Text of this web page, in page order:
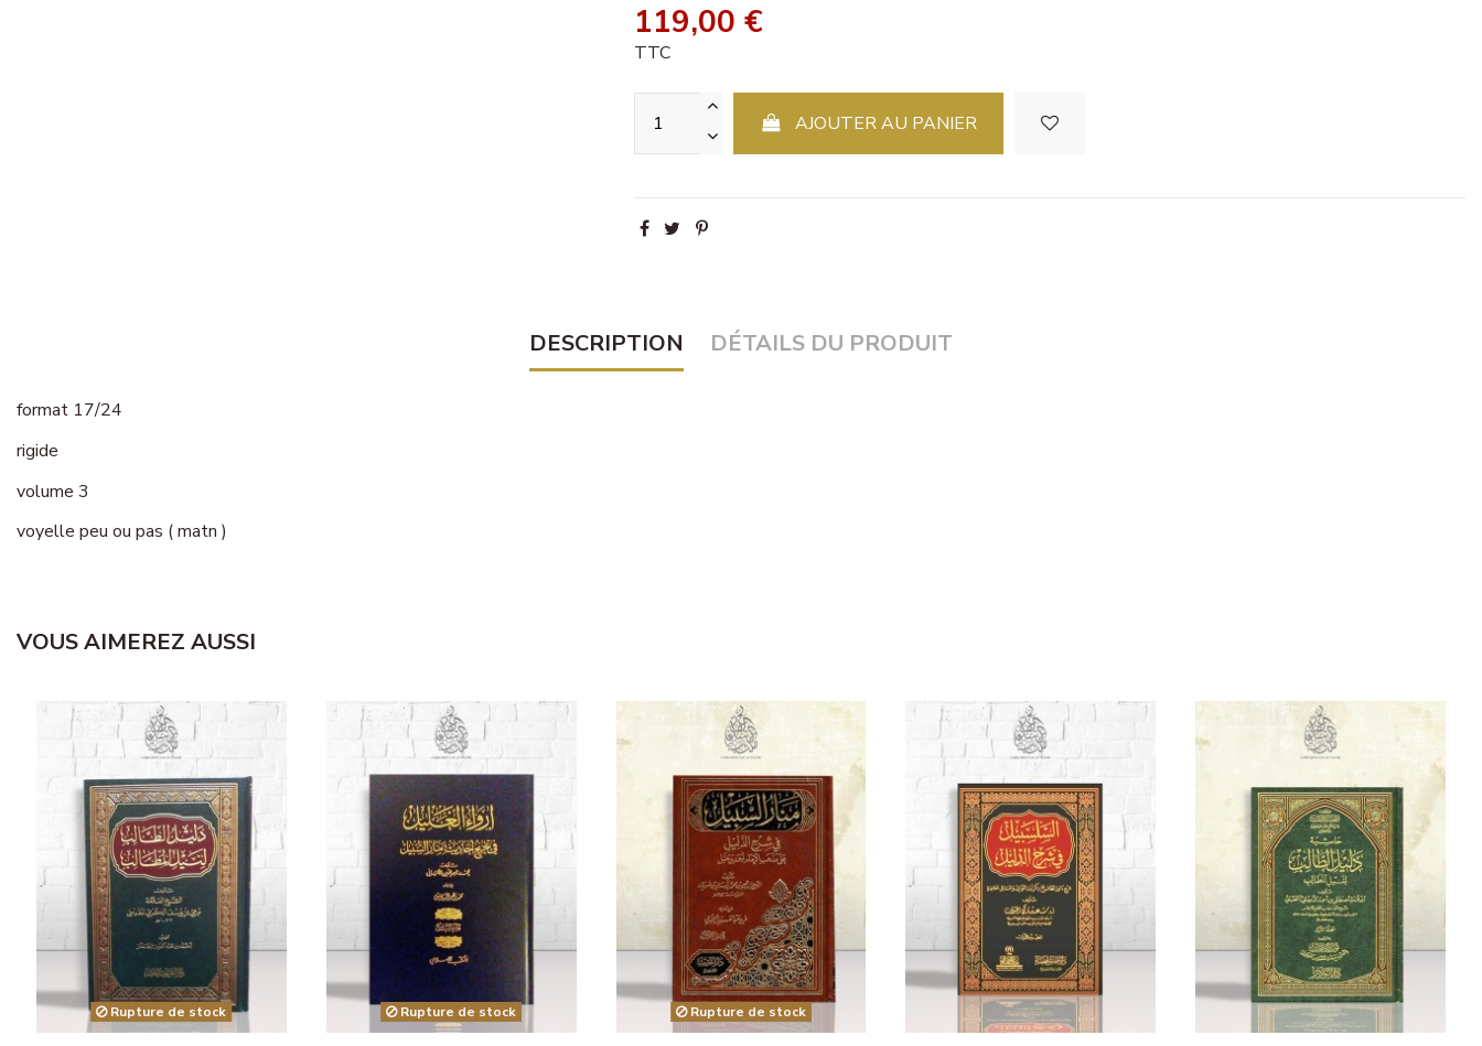
119,00 €
TTC
AJOUTER AU PANIER
DESCRIPTION DÉTAILS DU PRODUIT
format 17/24
rigide
volume 3
voyelle peu ou pas ( matn )
VOUS AIMEREZ AUSSI
Rupture de stock Rupture de stock Rupture de stock